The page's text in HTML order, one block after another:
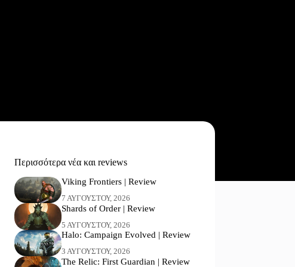
Περισσότερα νέα και reviews
Viking Frontiers | Review
7 ΑΥΓΟΎΣΤΟΥ, 2026
Shards of Order | Review
5 ΑΥΓΟΎΣΤΟΥ, 2026
Halo: Campaign Evolved | Review
3 ΑΥΓΟΎΣΤΟΥ, 2026
The Relic: First Guardian | Review